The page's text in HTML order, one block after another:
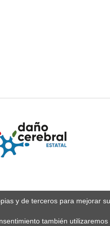
y de terceros para mejorar
también